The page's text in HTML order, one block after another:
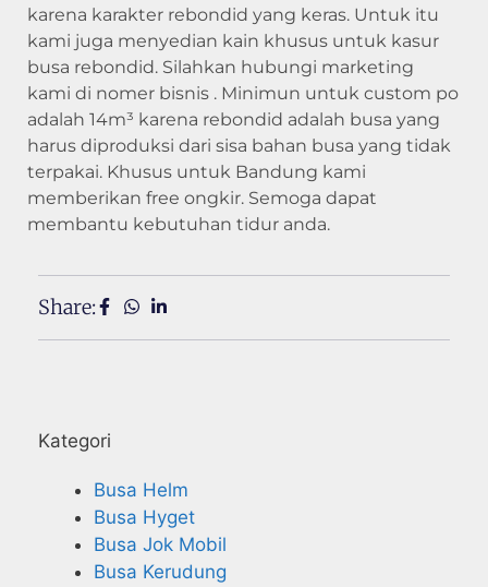
karena karakter rebondid yang keras. Untuk itu
kami juga menyedian kain khusus untuk kasur
busa rebondid. Silahkan hubungi marketing
kami di nomer bisnis . Minimun untuk custom po
adalah 14m³ karena rebondid adalah busa yang
harus diproduksi dari sisa bahan busa yang tidak
terpakai. Khusus untuk Bandung kami
memberikan free ongkir. Semoga dapat
membantu kebutuhan tidur anda.
Share:
Kategori
Busa Helm
Busa Hyget
Busa Jok Mobil
Busa Kerudung